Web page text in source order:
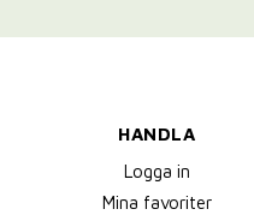
HANDLA
Logga in
Mina favoriter